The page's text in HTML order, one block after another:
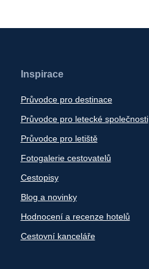
Inspirace
Průvodce pro destinace
Průvodce pro letecké společnosti
Průvodce pro letiště
Fotogalerie cestovatelů
Cestopisy
Blog a novinky
Hodnocení a recenze hotelů
Cestovní kanceláře